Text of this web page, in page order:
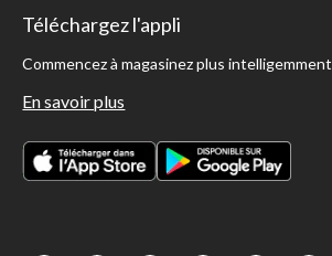
Téléchargez l'appli
Commencez à magasinez plus intelligemment
En savoir plus